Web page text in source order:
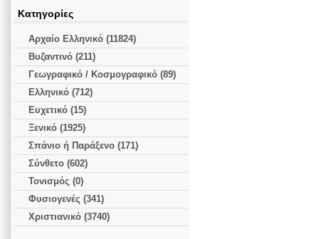
Κατηγορίες
Αρχαίο Ελληνικό (11824)
Βυζαντινό (211)
Γεωγραφικό / Κοσμογραφικό (89)
Ελληνικό (712)
Ευχετικό (15)
Ξενικό (1925)
Σπάνιο ή Παράξενο (171)
Σύνθετο (602)
Τονισμός (0)
Φυσιογενές (341)
Χριστιανικό (3740)